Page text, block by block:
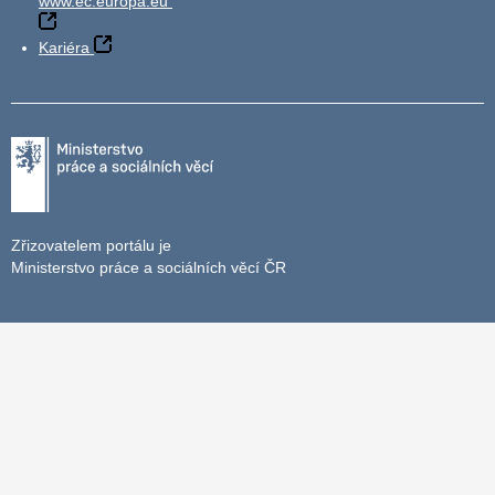
Kariéra
Zřizovatelem portálu je
Ministerstvo práce a sociálních věcí ČR